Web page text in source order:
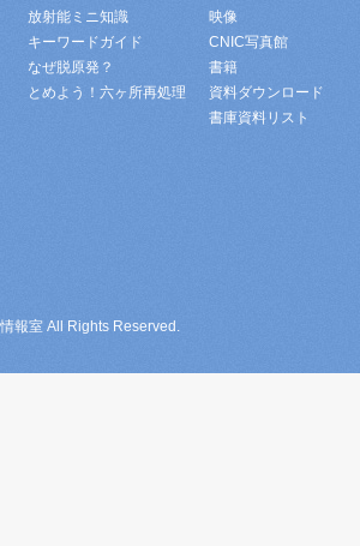
放射能ミニ知識
キーワードガイド
なぜ脱原発？
とめよう！六ヶ所再処理
映像
CNIC写真館
書籍
資料ダウンロード
書庫資料リスト
報室 All Rights Reserved.